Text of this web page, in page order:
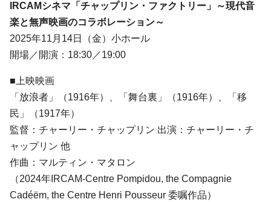
IRCAMシネマ「チャップリン・ファクトリー」～現代音
楽と無声映画のコラボレーション～
2025年11月14日（金）小ホール
開場／開演：18:30／19:00
■上映映画
「放浪者」（1916年）、「舞台裏」（1916年）、「移
民」（1917年）
監督：チャーリー・チャップリン 出演：チャーリー・チ
ャップリン 他
作曲：マルティン・マタロン
（2024年IRCAM-Centre Pompidou, the Compagnie
Cadéëm, the Centre Henri Pousseur 委嘱作品）